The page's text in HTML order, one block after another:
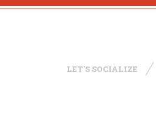
LET'S SOCIALIZE